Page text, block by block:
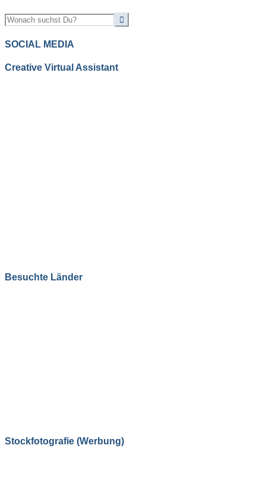
SOCIAL MEDIA
Creative Virtual Assistant
Besuchte Länder
Stockfotografie (Werbung)